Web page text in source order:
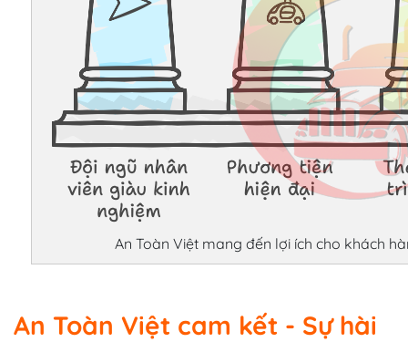
An Toàn Việt mang đến lợi ích cho khách
An Toàn Việt cam kết - Sự hài